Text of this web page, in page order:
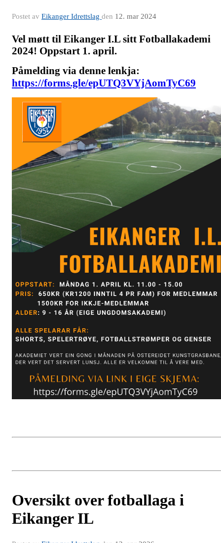
Postet av Eikanger Idrettslag den 12. mar 2024
Vel møtt til Eikanger I.L sitt Fotballakademi
2024! Oppstart 1. april.
Påmelding via denne lenkja:
https://forms.gle/epUTQ3VYjAomTyC69
Oversikt over fotballaga i
Eikanger IL